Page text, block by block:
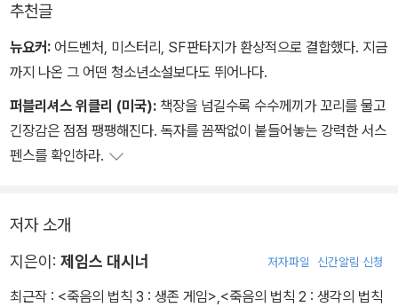
이며, 누가 살아남을 수 있을지, 누구도 예상하지 못한 짜릿한 결말이
기다린다.
추천글
뉴요커: 어드벤처, 미스터리, SF판타지가 환상적으로 결합했다. 지금
까지 나온 그 어떤 청소년소설보다도 뛰어나다.
퍼블리셔스 위클리 (미국): 책장을 넘길수록 수수께끼가 꼬리를 물고
긴장감은 점점 팽팽해진다. 독자를 꼼짝없이 붙들어놓는 강력한 서스
펜스를 확인하라.
저자 소개
지은이: 제임스 대시너 저자파일 신간알림 신청
최근작 : <죽음의 법칙 3 : 생존 게임>,<죽음의 법칙 2 : 생각의 법칙